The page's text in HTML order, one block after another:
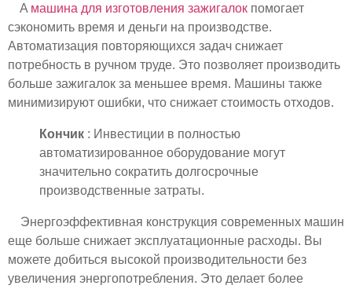
A машина для изготовления зажигалок помогает
сэкономить время и деньги на производстве.
Автоматизация повторяющихся задач снижает
потребность в ручном труде. Это позволяет производить
больше зажигалок за меньшее время. Машины также
минимизируют ошибки, что снижает стоимость отходов.
Кончик : Инвестиции в полностью
автоматизированное оборудование могут
значительно сократить долгосрочные
производственные затраты.
Энергоэффективная конструкция современных машин
еще больше снижает эксплуатационные расходы. Вы
можете добиться высокой производительности без
увеличения энергопотребления. Это делает более